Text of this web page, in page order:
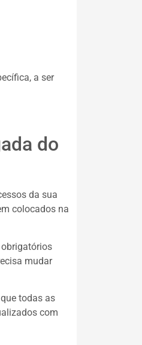
a ser
do
da sua
colocados na
mudar
todas as
com